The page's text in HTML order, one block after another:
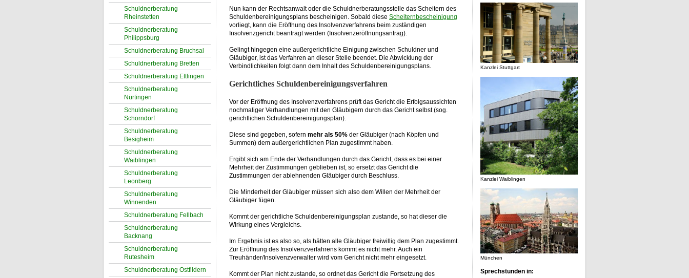
Schuldnerberatung
Rheinstetten
Schuldnerberatung
Philippsburg
Schuldnerberatung Bruchsal
Schuldnerberatung Bretten
Schuldnerberatung Ettlingen
Schuldnerberatung
Nürtingen
Schuldnerberatung
Schorndorf
Schuldnerberatung
Besigheim
Schuldnerberatung
Waiblingen
Schuldnerberatung
Leonberg
Schuldnerberatung
Winnenden
Schuldnerberatung Fellbach
Schuldnerberatung
Backnang
Schuldnerberatung
Rutesheim
Schuldnerberatung Ostfildern
Nun kann der Rechtsanwalt oder die Schuldnerberatungsstelle das Scheitern des
Schuldenbereinigungsplans bescheinigen. Sobald diese Scheiternbescheinigung
vorliegt, kann die Eröffnung des Insolvenzverfahrens beim zuständigen
Insolvenzgericht beantragt werden (Insolvenzeröffnungsantrag).
Gelingt hingegen eine außergerichtliche Einigung zwischen Schuldner und
Gläubiger, ist das Verfahren an dieser Stelle beendet. Die Abwicklung der
Verbindlichkeiten folgt dann dem Inhalt des Schuldenbereinigungsplans.
Gerichtliches Schuldenbereinigungsverfahren
Vor der Eröffnung des Insolvenzverfahrens prüft das Gericht die Erfolgsaussichten
nochmaliger Verhandlungen mit den Gläubigern durch das Gericht selbst (sog.
gerichtlichen Schuldenbereinigungsplan).
Diese sind gegeben, sofern mehr als 50% der Gläubiger (nach Köpfen und
Summen) dem außergerichtlichen Plan zugestimmt haben.
Ergibt sich am Ende der Verhandlungen durch das Gericht, dass es bei einer
Mehrheit der Zustimmungen geblieben ist, so ersetzt das Gericht die
Zustimmungen der ablehnenden Gläubiger durch Beschluss.
Die Minderheit der Gläubiger müssen sich also dem Willen der Mehrheit der
Gläubiger fügen.
Kommt der gerichtliche Schuldenbereinigungsplan zustande, so hat dieser die
Wirkung eines Vergleichs.
Im Ergebnis ist es also so, als hätten alle Gläubiger freiwillig dem Plan zugestimmt.
Zur Eröffnung des Insolvenzverfahrens kommt es nicht mehr. Auch ein
Treuhänder/Insolvenzverwalter wird vom Gericht nicht mehr eingesetzt.
Kommt der Plan nicht zustande, so ordnet das Gericht die Fortsetzung des
Kanzlei Stuttgart
Kanzlei Waiblingen
München
Sprechstunden in: